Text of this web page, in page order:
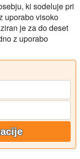
ki sodeluje pri
uporabo visoko
je za do deset
z uporabo